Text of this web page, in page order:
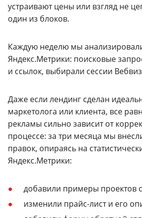
устраивают цены или взгляд не
один из блоков.
Каждую неделю мы
Яндекс.Метрики: поисковые
и ссылок, выбирали сессии
Даже если лендинг сделан
маркетолога или клиента, все
рекламы сильно зависит от
процессе: за три месяца мы
правок, опираясь на
Яндекс.Метрики:
добавили примеры проектов
изменили прайс-лист и его